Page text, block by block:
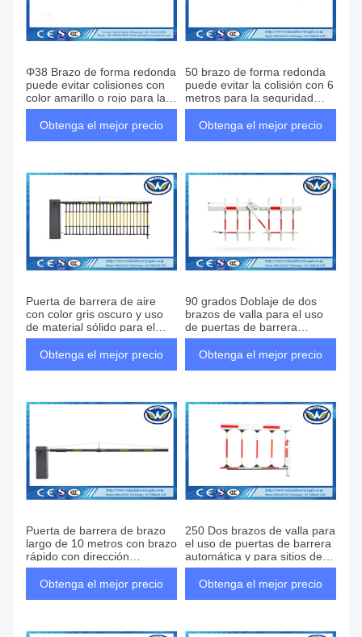
Φ38 Brazo de forma redonda
puede evitar colisiones con
color amarillo o rojo para la
puerta de barrera de
seguridad de la barra y la
Obtenga el mejor precio
50 brazo de forma redonda
puede evitar la colisión con 6
metros para la seguridad
Puerta de barrera de boom &
Puerta de barrera del
Obtenga el mejor precio
Puerta de barrera de aire
con color gris oscuro y uso
de material sólido para el
área de nieve Estación de
tren Estación de autobuses
Obtenga el mejor precio
90 grados Doblaje de dos
brazos de valla para el uso
de puertas de barrera
automática y para sitios de
altura y anchura límite
Obtenga el mejor precio
Puerta de barrera de brazo
largo de 10 metros con brazo
rápido con dirección
intercambiada Uso en la
barrera de la carretera de
Obtenga el mejor precio
250 Dos brazos de valla para
el uso de puertas de barrera
automática y para sitios de
altura y anchura límite
Obtenga el mejor precio